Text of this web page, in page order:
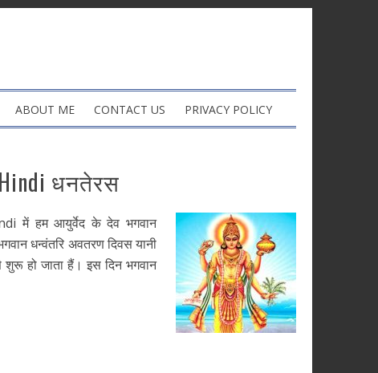
ABOUT ME CONTACT US PRIVACY POLICY
Hindi धनतेरस
में हम आयुर्वेद के देव भगवान
धन्वंतरि अवतरण दिवस यानी
शुरू हो जाता हैं। इस दिन भगवान